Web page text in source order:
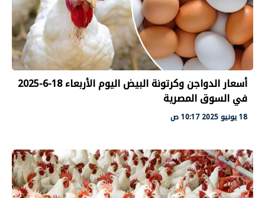
أسعار الدواجن وكرتونة البيض اليوم الأربعاء 18-6-2025
في السوق المصرية
18 يونيو 2025 10:17 ص